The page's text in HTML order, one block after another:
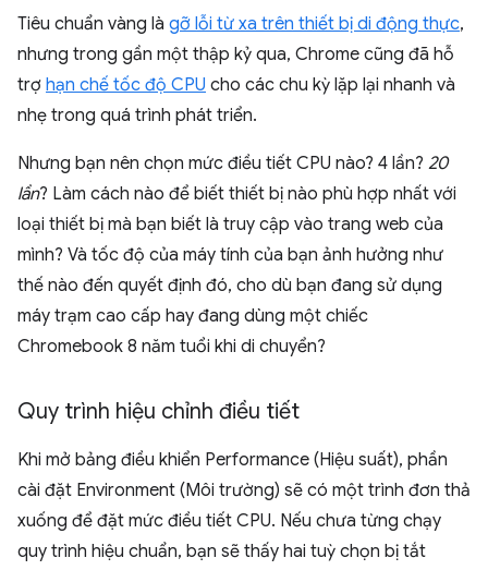
Tiêu chuẩn vàng là gỡ lỗi từ xa trên thiết bị di động thực,
nhưng trong gần một thập kỷ qua, Chrome cũng đã hỗ
trợ hạn chế tốc độ CPU cho các chu kỳ lặp lại nhanh và
nhẹ trong quá trình phát triển.
Nhưng bạn nên chọn mức điều tiết CPU nào? 4 lần? 20
lần? Làm cách nào để biết thiết bị nào phù hợp nhất với
loại thiết bị mà bạn biết là truy cập vào trang web của
mình? Và tốc độ của máy tính của bạn ảnh hưởng như
thế nào đến quyết định đó, cho dù bạn đang sử dụng
máy trạm cao cấp hay đang dùng một chiếc
Chromebook 8 năm tuổi khi di chuyển?
Quy trình hiệu chỉnh điều tiết
Khi mở bảng điều khiển Performance (Hiệu suất), phần
cài đặt Environment (Môi trường) sẽ có một trình đơn thả
xuống để đặt mức điều tiết CPU. Nếu chưa từng chạy
quy trình hiệu chuẩn, bạn sẽ thấy hai tuỳ chọn bị tắt